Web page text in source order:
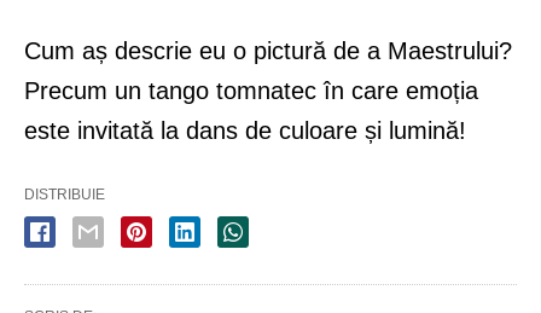
Cum aș descrie eu o pictură de a Maestrului?
Precum un tango tomnatec în care emoția
este invitată la dans de culoare și lumină!
DISTRIBUIE